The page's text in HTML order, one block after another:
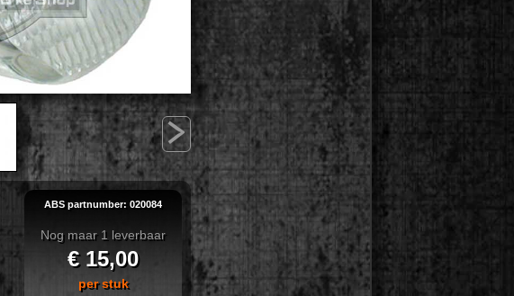
>
ABS partnumber: 020084
Nog maar 1 leverbaar
€ 15,00
per stuk